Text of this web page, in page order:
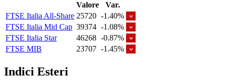
Valore
Var.
FTSE Italia All-Share 25720 -1.40%
FTSE Italia Mid Cap 39374 -1.08%
FTSE Italia Star
46268 -0.87%
FTSE MIB
23707 -1.45%
Indici Esteri